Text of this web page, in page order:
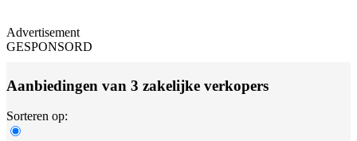
Advertisement
GESPONSORD
Aanbiedingen van 3 zakelijke verkopers
Sorteren op: